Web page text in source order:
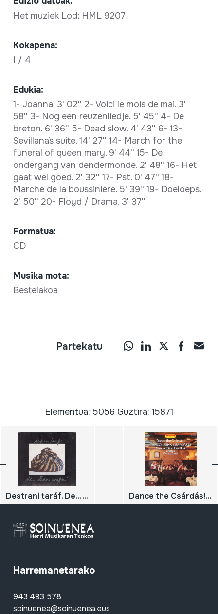
Het muziek Lod; HML 9207
Kokapena:
I / 4
Edukia:
1- Joanna. 3' 02'' 2- Voici le mois de mai. 3'
58'' 3- Nog een reuzenliedje. 5' 45'' 4- De
breton. 6' 36'' 5- Dead slow. 4' 43'' 6- 13-
Sevillana´s suite. 14' 27'' 14- March for the
funeral of queen mary. 9' 44'' 15- De
ondergang van dendermonde. 2' 48'' 16- Het
gaat wel goed. 2' 32'' 17- Pst. 0' 47'' 18-
Marche de la boussinière. 5' 39'' 19- Doeloeps.
2' 50'' 20- Floyd / Drama. 3' 37''
Formatua:
CD
Musika mota:
Bestelakoa
Partekatu
Elementua: 5056 Guztira: 15871
Destrani taráf. De... strani confini Dance the Csárdás! Táncoljunk Csárdást!
Harremanetarako
943 493 578
soinuenea@soinuenea.eus